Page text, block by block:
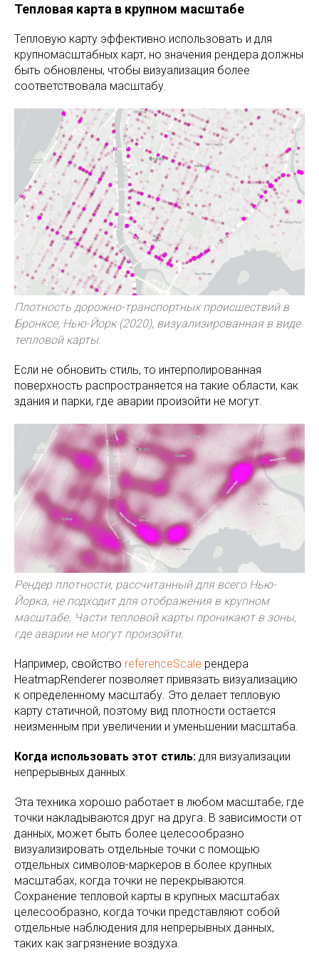
Тепловая карта в крупном масштабе
Тепловую карту эффективно использовать и для
крупномасштабных карт, но значения рендера должны
быть обновлены, чтобы визуализация более
соответствовала масштабу.
Плотность дорожно-транспортных происшествий в
Бронксе, Нью-Йорк (2020), визуализированная в виде
тепловой карты.
Если не обновить стиль, то интерполированная
поверхность распространяется на такие области, как
здания и парки, где аварии произойти не могут.
Рендер плотности, рассчитанный для всего Нью-
Йорка, не подходит для отображения в крупном
масштабе. Части тепловой карты проникают в зоны,
где аварии не могут произойти.
Например, свойство referenceScale рендера
HeatmapRenderer позволяет привязать визуализацию
к определенному масштабу. Это делает тепловую
карту статичной, поэтому вид плотности остается
неизменным при увеличении и уменьшении масштаба.
Когда использовать этот стиль: для визуализации
непрерывных данных.
Эта техника хорошо работает в любом масштабе, где
точки накладываются друг на друга. В зависимости от
данных, может быть более целесообразно
визуализировать отдельные точки с помощью
отдельных символов-маркеров в более крупных
масштабах, когда точки не перекрываются.
Сохранение тепловой карты в крупных масштабах
целесообразно, когда точки представляют собой
отдельные наблюдения для непрерывных данных,
таких как загрязнение воздуха.